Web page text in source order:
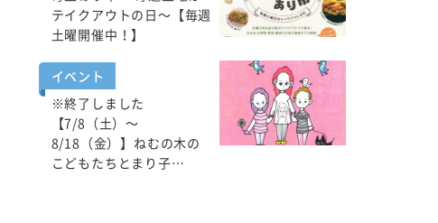
テイクアウトの日～【毎週
土曜開催中！】
イベント
※終了しました
【7/8（土）～
8/18（金）】ねむの木の
こどもたちとまり子…